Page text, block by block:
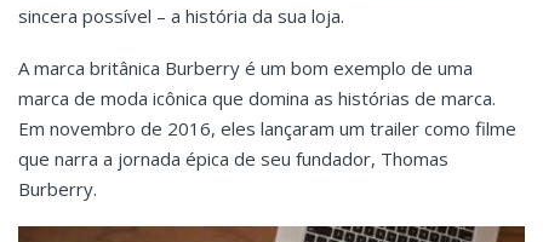
sincera possível – a história da sua loja.
A marca britânica Burberry é um bom exemplo de uma
marca de moda icônica que domina as histórias de marca.
Em novembro de 2016, eles lançaram um trailer como filme
que narra a jornada épica de seu fundador, Thomas
Burberry.